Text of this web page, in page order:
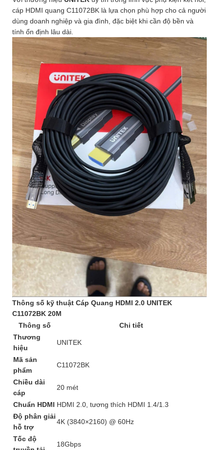
cáp HDMI quang C11072BK là lựa chọn phù hợp cho cả người
dùng doanh nghiệp và gia đình, đặc biệt khi cần độ bền và
tính ổn định lâu dài.
Thông số kỹ thuật Cáp Quang HDMI 2.0 UNITEK
C11072BK 20M
Thông số
Chi tiết
Thương
hiệu
UNITEK
Mã sản
phẩm
C11072BK
Chiều dài
cáp
20 mét
Chuẩn HDMI HDMI 2.0, tương thích HDMI 1.4/1.3
Độ phân giải
hỗ trợ
4K (3840×2160) @ 60Hz
Tốc độ
18Gbps